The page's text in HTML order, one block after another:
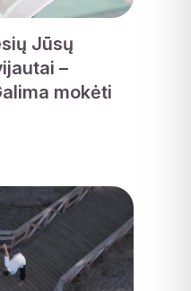
Jūsų
–
mokėti